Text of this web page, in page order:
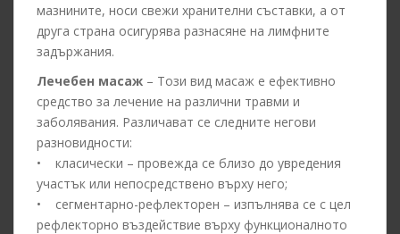
мазнините, носи свежи хранителни съставки, а от
друга страна осигурява разнасяне на лимфните
задържания.
Лечебен масаж – Този вид масаж е ефективно
средство за лечение на различни травми и
заболявания. Различават се следните негови
разновидности:
• класически – провежда се близо до увредения
участък или непосредствено върху него;
• сегментарно-рефлекторен – изпълнява се с цел
рефлекторно въздействие върху функционалното